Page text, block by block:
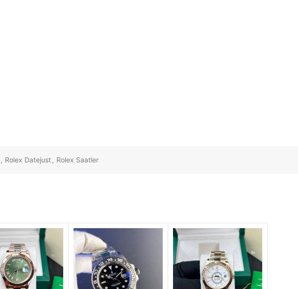
, Rolex Datejust , Rolex Saatler